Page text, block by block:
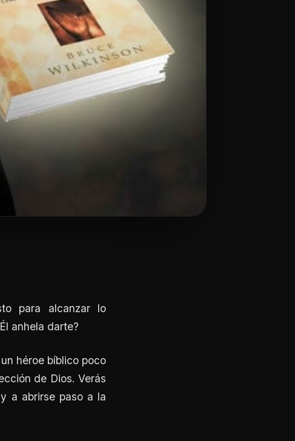
para alcanzar lo
anhela darte?
héroe bíblico poco
de Dios. Verás
a abrirse paso a la